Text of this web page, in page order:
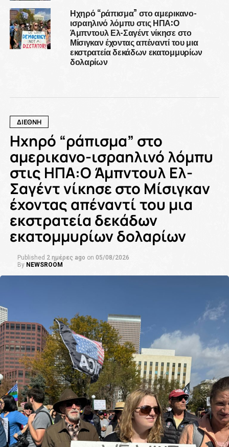
Ηχηρό “ράπισμα” στο αμερικανο-
ισραηλινό λόμπυ στις ΗΠΑ:Ο
Άμπντουλ Ελ-Σαγέντ νίκησε στο
Μίσιγκαν έχοντας απέναντί του μια
εκστρατεία δεκάδων εκατομμυρίων
δολαρίων
ΔΙΕΘΝΗ
Ηχηρό “ράπισμα” στο
αμερικανο-ισραηλινό λόμπυ
στις ΗΠΑ:Ο Άμπντουλ Ελ-
Σαγέντ νίκησε στο Μίσιγκαν
έχοντας απέναντί του μια
εκστρατεία δεκάδων
εκατομμυρίων δολαρίων
Published 2 ημέρες ago on 05/08/2026
By NEWSROOM